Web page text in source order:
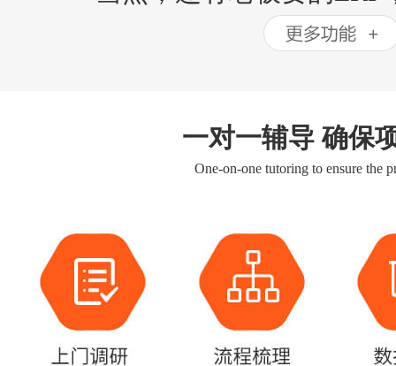
一对一辅导 确保
One-on-one tutoring to ensure the